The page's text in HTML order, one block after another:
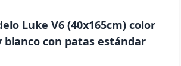
Luke V6 (40x165cm) color
blanco con patas estándar